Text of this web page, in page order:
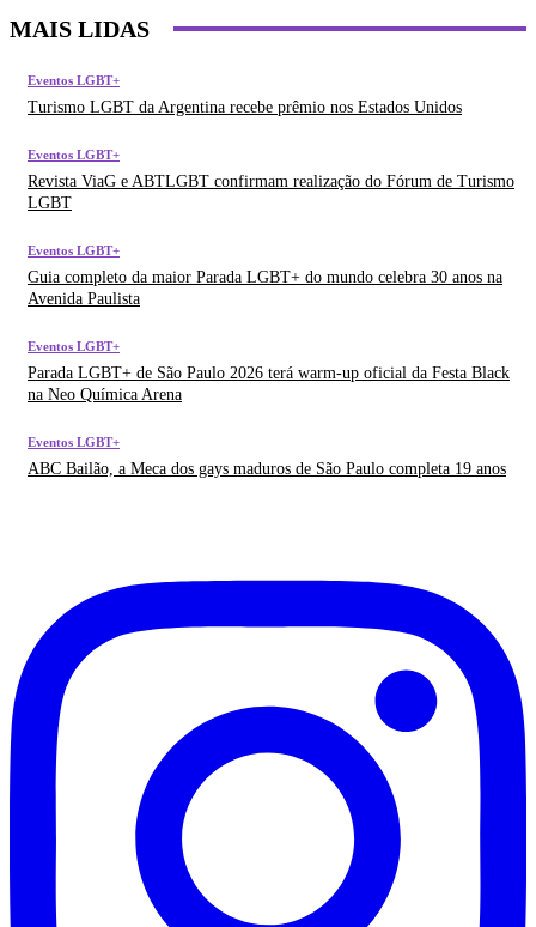
MAIS LIDAS
Eventos LGBT+
Turismo LGBT da Argentina recebe prêmio nos Estados Unidos
Eventos LGBT+
Revista ViaG e ABTLGBT confirmam realização do Fórum de Turismo
LGBT
Eventos LGBT+
Guia completo da maior Parada LGBT+ do mundo celebra 30 anos na
Avenida Paulista
Eventos LGBT+
Parada LGBT+ de São Paulo 2026 terá warm-up oficial da Festa Black
na Neo Química Arena
Eventos LGBT+
ABC Bailão, a Meca dos gays maduros de São Paulo completa 19 anos